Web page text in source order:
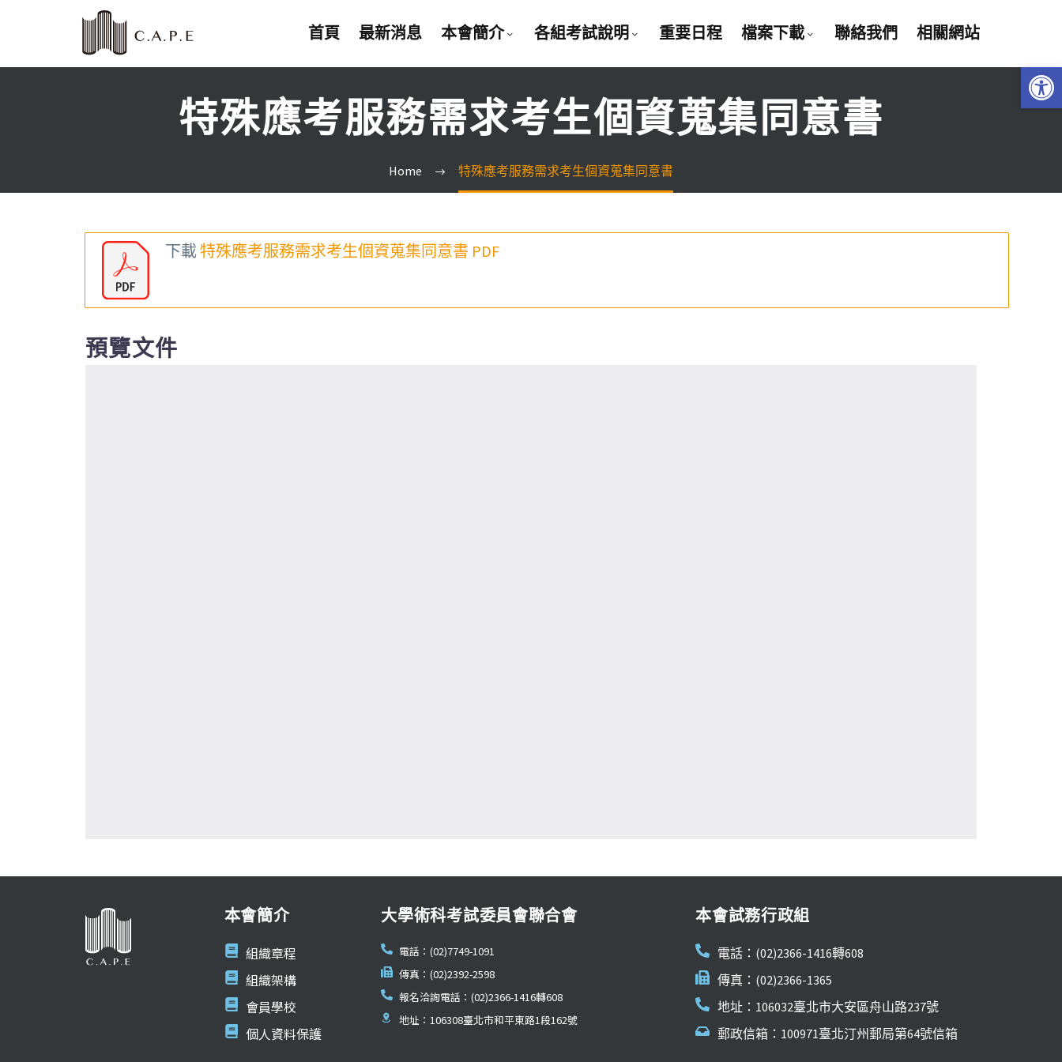
首頁 最新消息 本會簡介 各組考試說明 重要日程 檔案下載 聯絡我們 相關網站
特殊應考服務需求考生個資蒐集同意書
Home 特殊應考服務需求考生個資蒐集同意書
下載特殊應考服務需求考生個資蒐集同意書 PDF
預覽文件
本會簡介
組織章程
組織架構
會員學校
個人資料保護
大學術科考試委員會聯合會
電話：(02)7749-1091
傳真：(02)2392-2598
報名洽詢電話：(02)2366-1416轉608
地址：106308臺北市和平東路1段162號
本會試務行政組
電話：(02)2366-1416轉608
傳真：(02)2366-1365
地址：106032臺北市大安區舟山路237號
郵政信箱：100971臺北汀州郵局第64號信箱